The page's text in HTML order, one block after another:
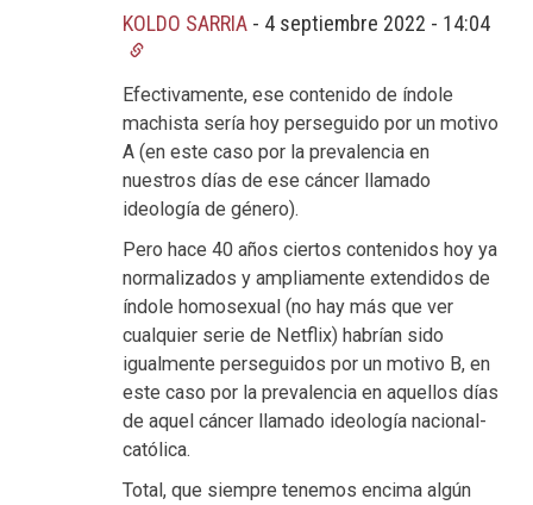
KOLDO SARRIA - 4 septiembre 2022 - 14:04
Efectivamente, ese contenido de índole
machista sería hoy perseguido por un motivo
A (en este caso por la prevalencia en
nuestros días de ese cáncer llamado
ideología de género).
Pero hace 40 años ciertos contenidos hoy ya
normalizados y ampliamente extendidos de
índole homosexual (no hay más que ver
cualquier serie de Netflix) habrían sido
igualmente perseguidos por un motivo B, en
este caso por la prevalencia en aquellos días
de aquel cáncer llamado ideología nacional-
católica.
Total, que siempre tenemos encima algún